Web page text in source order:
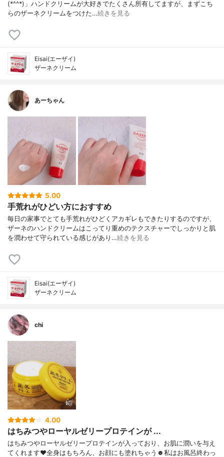
(*^^*)」ハンドクリームが大好きでたくさん所有してますが、まずこち
らのザーネクリームをつけた…続きを見る
Eisai(エーザイ)
ザーネクリーム
あーちゃん
5.00
手荒れがひどい方におすすめ
毎日の家事でとても手荒れがひどくアカギレもできたりするのですが、
ザーネのハンドクリームはこってり重めのテクスチャーでしっかりと肌
を潤わせて守られている感じがあり…続きを見る
Eisai(エーザイ)
ザーネクリーム
chi
4.00
はちみつやローヤルゼリープロテインが ...
はちみつやローヤルゼリープロテインが入っており、お肌に潤いを与え
てくれます❤︎全身はもちろん、お顔にも塗れちゃう☻私はお風呂終わっ